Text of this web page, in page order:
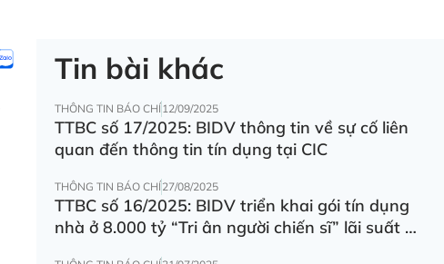
Tin bài khác
THÔNG TIN BÁO CHÍ12/09/2025
TTBC số 17/2025: BIDV thông tin về sự cố liên
quan đến thông tin tín dụng tại CIC
THÔNG TIN BÁO CHÍ27/08/2025
TTBC số 16/2025: BIDV triển khai gói tín dụng
nhà ở 8.000 tỷ “Tri ân người chiến sĩ” lãi suất ưu